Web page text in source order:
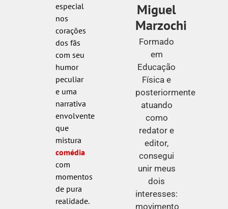
especial
nos
corações
dos fãs
com seu
humor
peculiar
e uma
narrativa
envolvente
que
mistura
comédia
com
momentos
de pura
realidade.
Miguel
Marzochi
Formado
em
Educação
Física e
posteriormente
atuando
como
redator e
editor,
consegui
unir meus
dois
interesses:
movimento